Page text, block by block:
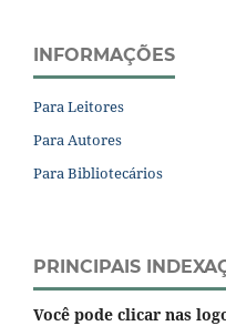
INFORMAÇÕES
Para Leitores
Para Autores
Para Bibliotecários
PRINCIPAIS
Você pode clicar nas